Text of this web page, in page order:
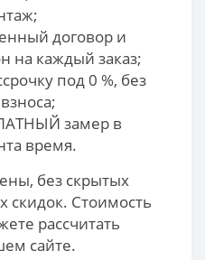
договор и
на каждый заказ;
под 0 %, без
замер в
время.
без скрытых
Стоимость
рассчитать
сайте.